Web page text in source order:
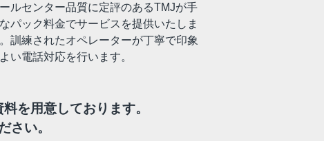
ルセンター品質に定評のあるTMJが手
パック料金でサービスを提供いたしま
訓練されたオペレーターが丁寧で印象
い電話対応を行います。
を用意しております。
さい。